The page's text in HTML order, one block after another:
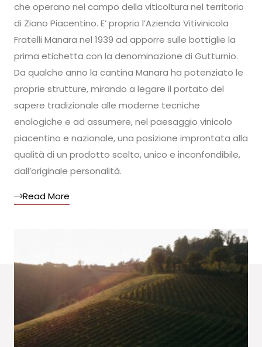
che operano nel campo della viticoltura nel territorio
di Ziano Piacentino. E’ proprio l’Azienda Vitivinicola
Fratelli Manara nel 1939 ad apporre sulle bottiglie la
prima etichetta con la denominazione di Gutturnio.
Da qualche anno la cantina Manara ha potenziato le
proprie strutture, mirando a legare il portato del
sapere tradizionale alle moderne tecniche
enologiche e ad assumere, nel paesaggio vinicolo
piacentino e nazionale, una posizione improntata alla
qualità di un prodotto scelto, unico e inconfondibile,
dall’originale personalità.
Read More